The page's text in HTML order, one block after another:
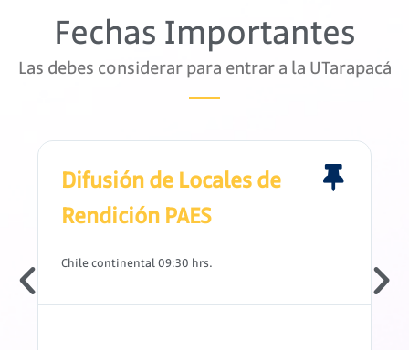
Fechas Importantes
Las debes considerar para entrar a la UTarapacá
Difusión de Locales de
Rendición PAES
Chile continental 09:30 hrs.